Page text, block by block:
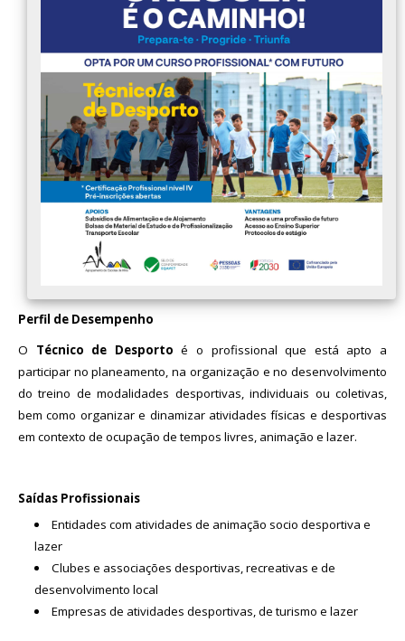
Projetos
Contactos
Avaliação
Perfil de Desempenho
O Técnico de Desporto é o profissional que está apto a
participar no planeamento, na organização e no desenvolvimento
do treino de modalidades desportivas, individuais ou coletivas,
bem como organizar e dinamizar atividades físicas e desportivas
em contexto de ocupação de tempos livres, animação e lazer.
Saídas Profissionais
Entidades com atividades de animação socio desportiva e
lazer
Clubes e associações desportivas, recreativas e de
desenvolvimento local
Empresas de atividades desportivas, de turismo e lazer